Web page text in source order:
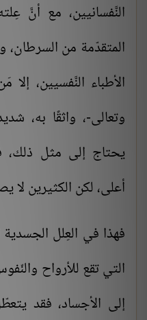
النَّفسانيين، مع أنَّ
المتقدّمة من
الأطباء النَّفسيين،
وتعالى-، واثقًا به،
يحتاج إلى مثل ذلك،
أعلى، لكن الكثيرين لا
فهذا في العِلل الجسدية
التي تقع للأرواح
إلى الأجساد، فقد